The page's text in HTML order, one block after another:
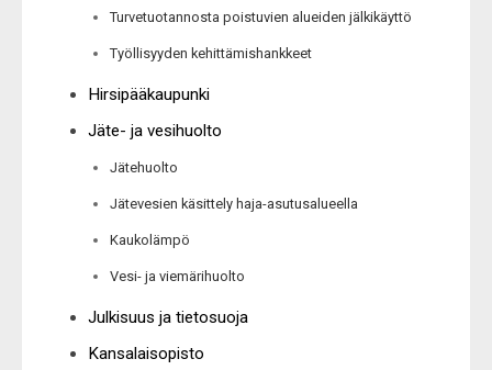
Turvetuotannosta poistuvien alueiden jälkikäyttö
Työllisyyden kehittämishankkeet
Hirsipääkaupunki
Jäte- ja vesihuolto
Jätehuolto
Jätevesien käsittely haja-asutusalueella
Kaukolämpö
Vesi- ja viemärihuolto
Julkisuus ja tietosuoja
Kansalaisopisto